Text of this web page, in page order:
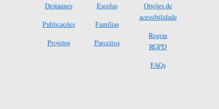
Destaques
Publicações
Projetos
Escolas
Famílias
Parceiros
Opções de
acessibilidade
Regras
RGPD
FAQs